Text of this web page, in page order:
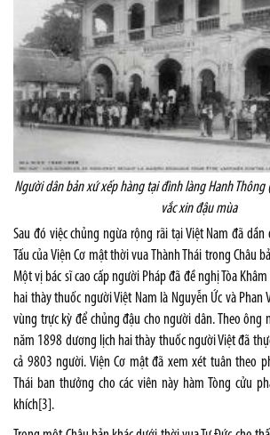
Người dân bản xứ xếp hàng tại đình làng Hanh Thông
vắc xin đậu mùa
Sau đó việc chủng ngừa rộng rãi tại Việt Nam đã
Tấu của Viện Cơ mật thời vua Thành Thái trong Châu
Một vị bác sĩ cao cấp người Pháp đã đề nghị Tòa
hai thày thuốc người Việt Nam là Nguyễn Ức và Phan
vùng trực kỳ để chủng đậu cho người dân. Theo ông
năm 1898 dương lịch hai thày thuốc người Việt đã
cả 9803 người. Viện Cơ mật đã xem xét tuân theo
Thái ban thưởng cho các viên này hàm Tòng cửu
khích [3] .